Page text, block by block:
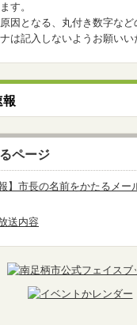
す。
因となる、丸付き数字な
は記入しないようお願いい
報
ページ
】市長の名前をかたるメ
送内容